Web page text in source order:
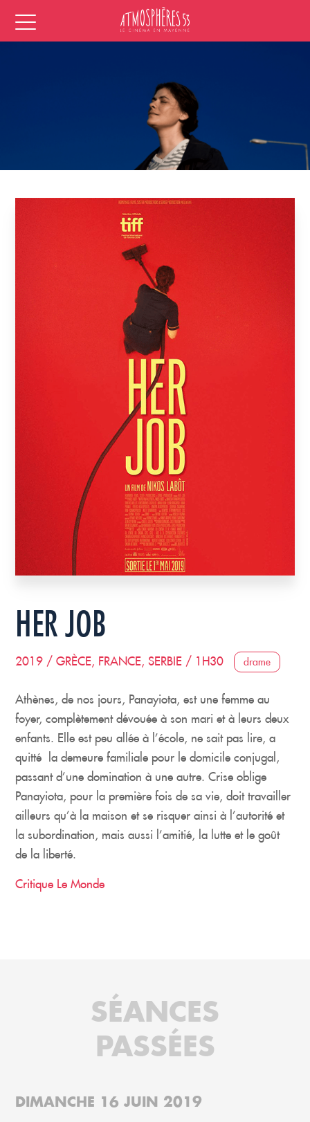
HER JOB
2019 / GRÈCE, FRANCE, SERBIE / 1H30 drame
Athènes, de nos jours, Panayiota, est une femme au
foyer, complètement dévouée à son mari et à leurs deux
enfants. Elle est peu allée à l’école, ne sait pas lire, a
quitté la demeure familiale pour le domicile conjugal,
passant d’une domination à une autre. Crise oblige
Panayiota, pour la première fois de sa vie, doit travailler
ailleurs qu’à la maison et se risquer ainsi à l’autorité et
la subordination, mais aussi l’amitié, la lutte et le goût
de la liberté.
Critique Le Monde
SÉANCES
PASSÉES
DIMANCHE 16 JUIN 2019